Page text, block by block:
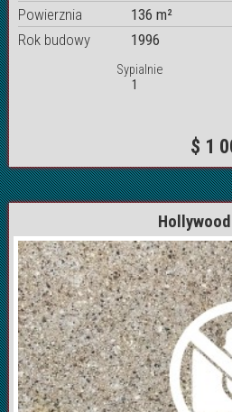
Powierznia
136 m²
Rok budowy
1996
Sypialnie
1
$ 1